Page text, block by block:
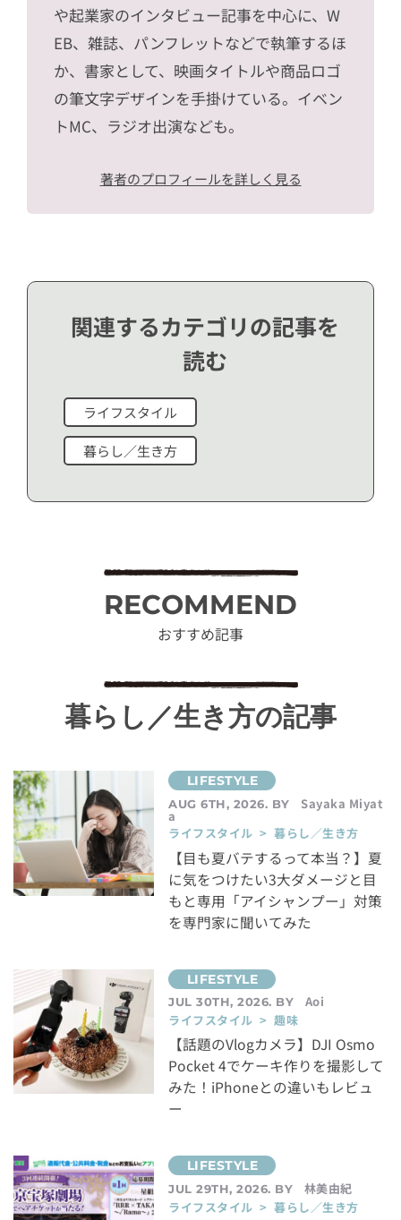
や起業家のインタビュー記事を中心に、W
EB、雑誌、パンフレットなどで執筆するほ
か、書家として、映画タイトルや商品ロゴ
の筆文字デザインを手掛けている。イベン
トMC、ラジオ出演なども。
著者のプロフィールを詳しく見る
関連するカテゴリの記事を
読む
ライフスタイル
暮らし／生き方
RECOMMEND
おすすめ記事
暮らし／生き方の記事
AUG 6TH, 2026. BY Sayaka Miyat
a
ライフスタイル > 暮らし／生き方
【目も夏バテするって本当？】夏
に気をつけたい3大ダメージと目
もと専用「アイシャンプー」対策
を専門家に聞いてみた
JUL 30TH, 2026. BY
Aoi
ライフスタイル > 趣味
【話題のVlogカメラ】DJI Osmo
Pocket 4でケーキ作りを撮影して
みた！iPhoneとの違いもレビュ
ー
JUL 29TH, 2026. BY
林美由紀
ライフスタイル > 暮らし／生き方